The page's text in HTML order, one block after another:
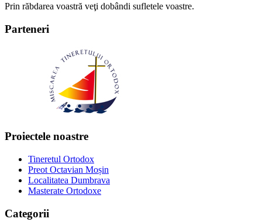
Prin răbdarea voastră veţi dobândi sufletele voastre.
Parteneri
Proiectele noastre
Tineretul Ortodox
Preot Octavian Moșin
Localitatea Dumbrava
Masterate Ortodoxe
Categorii